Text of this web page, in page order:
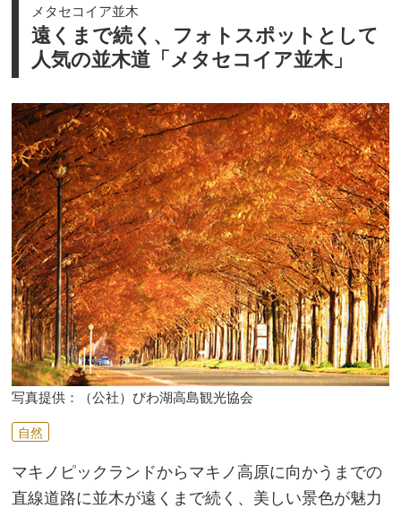
メタセコイア並木
遠くまで続く、フォトスポットとして
人気の並木道「メタセコイア並木」
写真提供：（公社）びわ湖高島観光協会
自然
マキノピックランドからマキノ高原に向かうまでの
直線道路に並木が遠くまで続く、美しい景色が魅力